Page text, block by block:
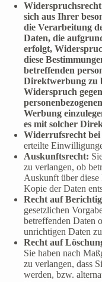
sich aus Ihrer
die Verarbeitung
Daten, die
erfolgt,
diese
betreffenden
Direktwerbung zu
Widerspruch
Werbung
es mit solcher
Widerrufsrecht
erteilte
Auskunftsrecht:
zu verlangen, ob
Auskunft über
Kopie der Daten
Recht auf
gesetzlichen
betreffenden Daten
unrichtigen Daten
Recht auf
Sie haben nach
zu verlangen, dass
werden, bzw.